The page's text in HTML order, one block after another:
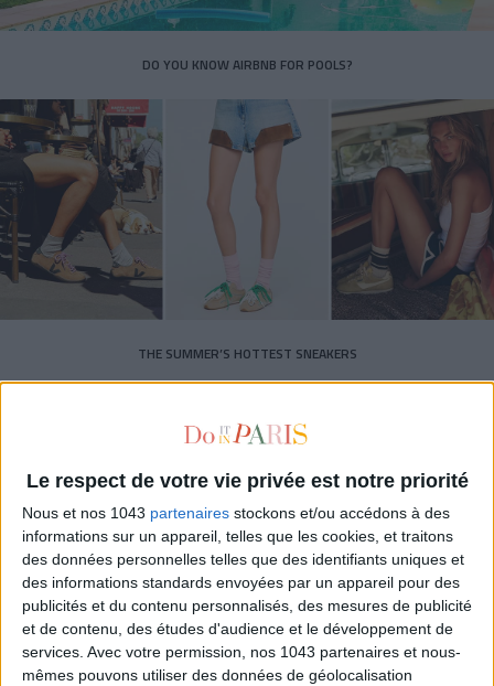
Le respect de votre vie privée est notre priorité
Nous et nos 1043 partenaires stockons et/ou accédons à des
informations sur un appareil, telles que les cookies, et traitons
des données personnelles telles que des identifiants uniques et
des informations standards envoyées par un appareil pour des
publicités et du contenu personnalisés, des mesures de publicité
et de contenu, des études d'audience et le développement de
services. Avec votre permission, nos 1043 partenaires et nous-
mêmes pouvons utiliser des données de géolocalisation
DO YOU KNOW AIRBNB FOR POOLS?
THE SUMMER’S HOTTEST SNEAKERS
Subscribe for our newsletter
SUBSCRIBE